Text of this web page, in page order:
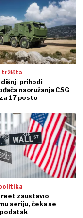
tržišta
prihodi
naoružanja CSG
17 posto
zaustavio
seriju, čeka se